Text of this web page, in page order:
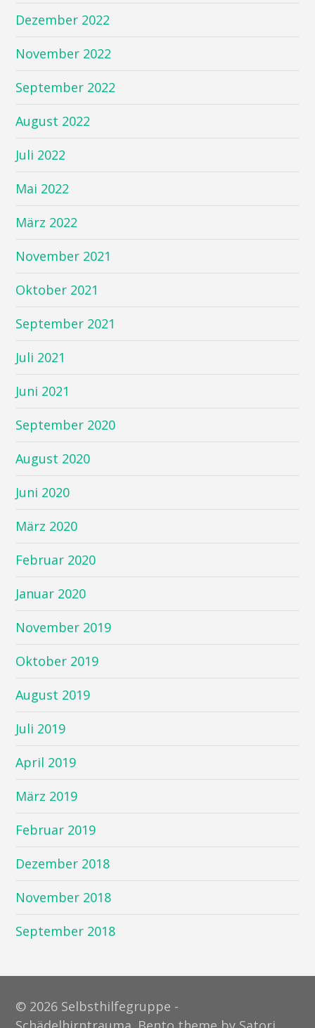
Dezember 2022
November 2022
September 2022
August 2022
Juli 2022
Mai 2022
März 2022
November 2021
Oktober 2021
September 2021
Juli 2021
Juni 2021
September 2020
August 2020
Juni 2020
März 2020
Februar 2020
Januar 2020
November 2019
Oktober 2019
August 2019
Juli 2019
April 2019
März 2019
Februar 2019
Dezember 2018
November 2018
September 2018
© 2026 Selbsthilfegruppe -